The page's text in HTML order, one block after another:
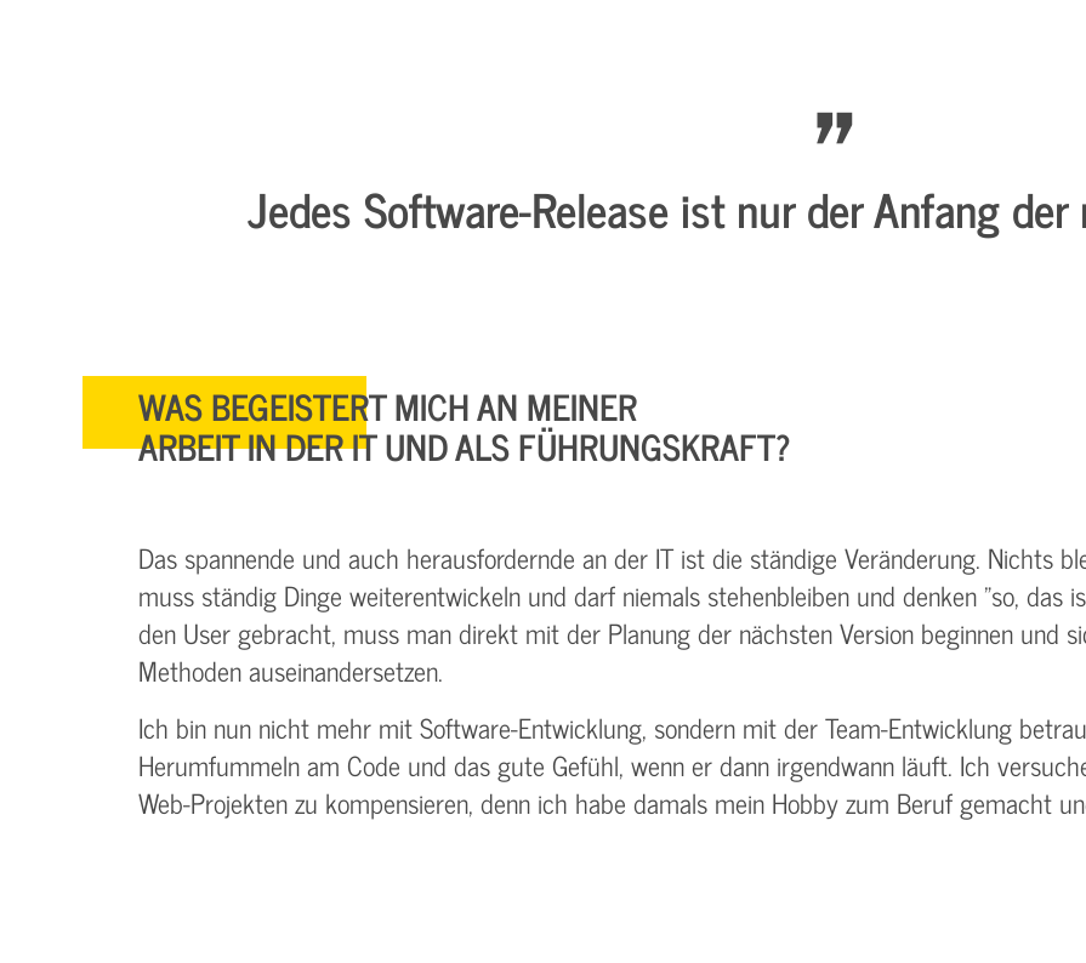
Jedes Software-Release ist nur der Anfang
WAS BEGEISTERT MICH AN MEINER
ARBEIT IN DER IT UND ALS FÜHRUNGSKRAFT?
Das spannende und auch herausfordernde an der IT ist die ständige Veränderung. Nichts
muss ständig Dinge weiterentwickeln und darf niemals stehenbleiben und denken "so, das
den User gebracht, muss man direkt mit der Planung der nächsten Version beginnen und
Methoden auseinandersetzen.
Ich bin nun nicht mehr mit Software-Entwicklung, sondern mit der Team-Entwicklung
Herumfummeln am Code und das gute Gefühl, wenn er dann irgendwann läuft. Ich
Web-Projekten zu kompensieren, denn ich habe damals mein Hobby zum Beruf gemacht